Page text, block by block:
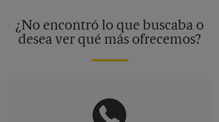
¿No encontró lo que buscaba o
desea ver qué más ofrecemos?